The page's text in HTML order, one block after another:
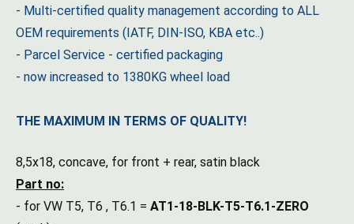
- Multi-certified quality management according to ALL
OEM requirements (IATF, DIN-ISO, KBA etc..)
- Parcel Service - certified packaging
- now increased to 1380KG wheel load
THE MAXIMUM IN TERMS OF QUALITY!
8,5x18, concave, for front + rear, satin black
Part no:
- for VW T5, T6 , T6.1 = AT1-18-BLK-T5-T6.1-ZERO